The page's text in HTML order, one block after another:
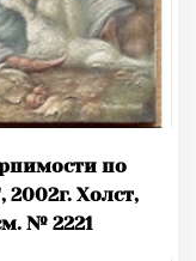
по
Холст,
№ 2221